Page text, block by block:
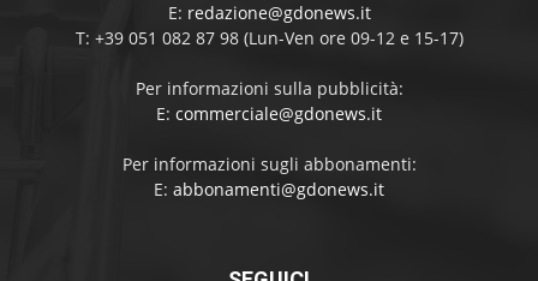
E: redazione@gdonews.it
T: +39 051 082 87 98 (Lun-Ven ore 09-12 e 15-17)
Per informazioni sulla pubblicità:
E: commerciale@gdonews.it
Per informazioni sugli abbonamenti:
E: abbonamenti@gdonews.it